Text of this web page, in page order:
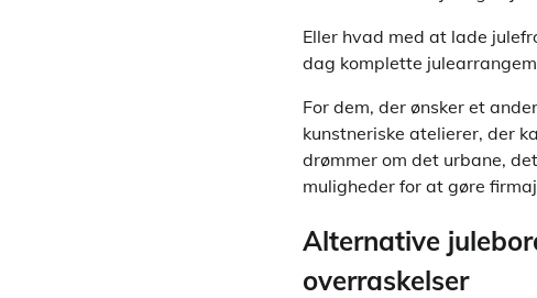
Eller hvad med at lade
dag komplette
For dem, der ønsker et
kunstneriske atelierer, der
drømmer om det urbane,
muligheder for at gøre
Alternative
overraskelser